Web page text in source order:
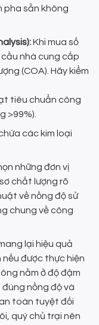
pha sẵn không
Khi mua số
nhà cung cấp
(COA). Hãy kiểm
tiêu chuẩn công
>99%).
các kim loại
những đơn vị
chất lượng rõ
về nồng độ sử
chung về công
lại hiệu quả
được thực hiện
nằm ở độ đậm
đúng nồng độ và
toàn tuyệt đối
quý chủ trại nên